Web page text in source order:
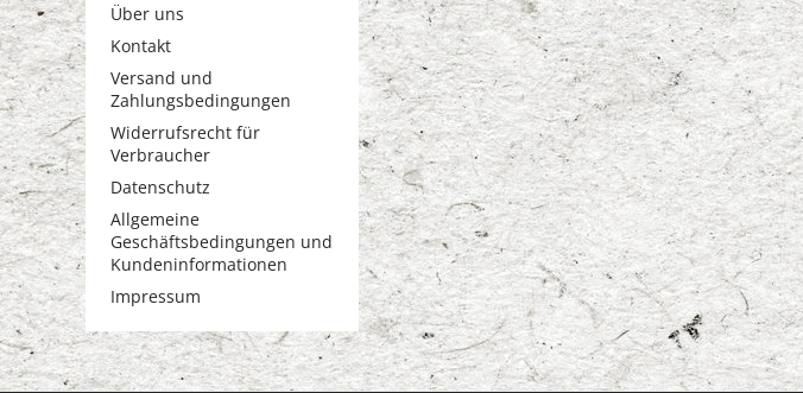
Über uns
Kontakt
Versand und
Zahlungsbedingungen
Widerrufsrecht für
Verbraucher
Datenschutz
Allgemeine
Geschäftsbedingungen und
Kundeninformationen
Impressum